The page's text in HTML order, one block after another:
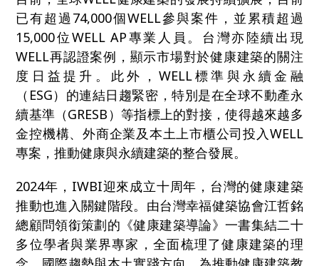
已有超過74,000個WELL參與案件，並累積超過
15,000位WELL AP專業人員。台灣亦陸續出現
WELL再認證案例，顯示市場對於健康建築的關注
度日益提升。此外，WELL標準與永續金融
（ESG）的連結日趨緊密，特別是在全球不動產永
續基準（GRESB）等指標上的對接，使得越來越多
金控機構、外商企業及本土上市櫃公司投入WELL
專案，推動健康與永續建築的整合發展。
2024年，IWBI迎來成立十周年，台灣的健康建築
推動也進入關鍵階段。由台灣幸福健築協會江哲銘
總顧問領銜策劃的《健康建築導論》一書集結二十
多位學者與業界專家，全面梳理了健康建築的理